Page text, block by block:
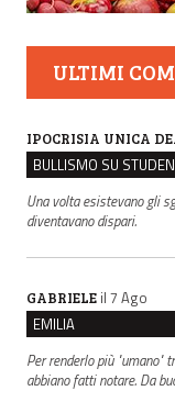
ULTIMI
IPOCRISIA UNICA
Una volta esistevano gli
diventavano dispari.
GABRIELE il 7 Ago
EMILIA
Per renderlo più "umano"
abbiano fatti notare. Da